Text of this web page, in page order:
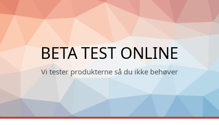
BETA TEST ONLINE
Vi tester produkterne så du ikke behøver